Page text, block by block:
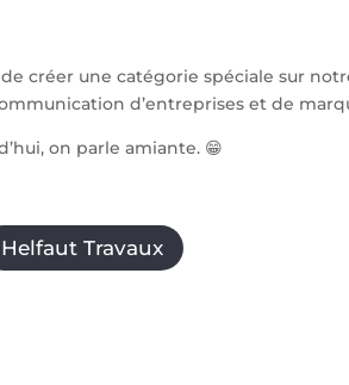
créer une catégorie spéciale sur
d’entreprises et de
on parle amiante. 😁
Helfaut Travaux